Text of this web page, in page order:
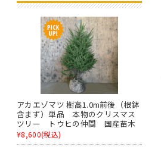
アカエゾマツ 樹高1.0m前後（根鉢
含まず）単品 本物のクリスマス
ツリー トウヒの仲間 国産苗木
¥8,600(税込)